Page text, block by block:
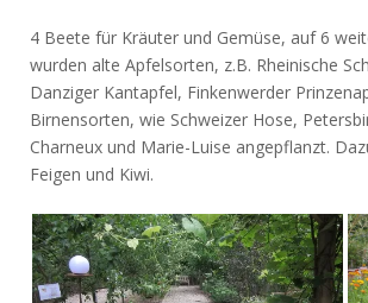
4 Beete für Kräuter und Gemüse, auf 6
wurden alte Apfelsorten, z.B. Rheinische
Danziger Kantapfel, Finkenwerder
Birnensorten, wie Schweizer Hose,
Charneux und Marie-Luise angepflanzt.
Feigen und Kiwi.